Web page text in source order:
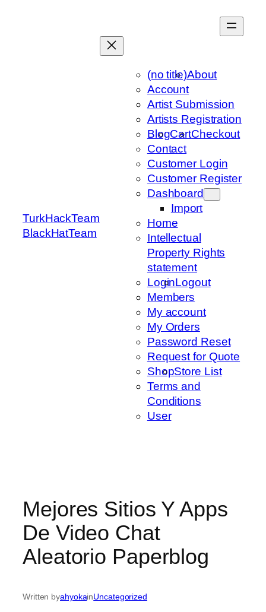
TurkHackTeam
BlackHatTeam
(no title)About
Account
Artist Submission
Artists Registration
BlogCartCheckout
Contact
Customer Login
Customer Register
Dashboard
Import
Home
Intellectual
Property Rights
statement
LoginLogout
Members
My account
My Orders
Password Reset
Request for Quote
ShopStore List
Terms and
Conditions
User
Mejores Sitios Y Apps
De Video Chat
Aleatorio Paperblog
Written byahyokainUncategorized